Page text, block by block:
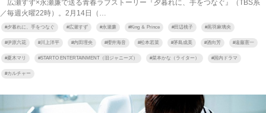
広瀬すず×永瀬廉で送る青春ラブストーリー『夕暮れに、手をつなぐ』（TBS系
／毎週火曜22時）。2月14日（…
#夕暮れに、手をつなぐ #広瀬すず #永瀬廉 #King ＆ Prince #田辺桃子 #黒羽麻璃央
#伊原六花 #川上洋平 #内田理央 #櫻井海音 #松本若菜 #茅島成美 #酒向芳 #遠藤憲一
#夏木マリ #STARTO ENTERTAINMENT（旧ジャニーズ） #菜本かな（ライター） #国内ドラマ
#カルチャー